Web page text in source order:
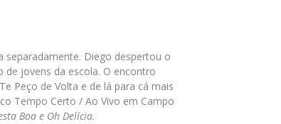
separadamente. Diego despertou o
de jovens da escola. O encontro
Peço de Volta e de lá para cá mais
Tempo Certo / Ao Vivo em Campo
Boa e Oh Delícia.